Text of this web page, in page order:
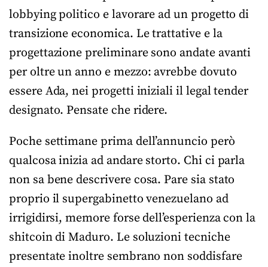
lobbying politico e lavorare ad un progetto di
transizione economica. Le trattative e la
progettazione preliminare sono andate avanti
per oltre un anno e mezzo: avrebbe dovuto
essere Ada, nei progetti iniziali il legal tender
designato. Pensate che ridere.
Poche settimane prima dell’annuncio però
qualcosa inizia ad andare storto. Chi ci parla
non sa bene descrivere cosa. Pare sia stato
proprio il supergabinetto venezuelano ad
irrigidirsi, memore forse dell’esperienza con la
shitcoin di Maduro. Le soluzioni tecniche
presentate inoltre sembrano non soddisfare